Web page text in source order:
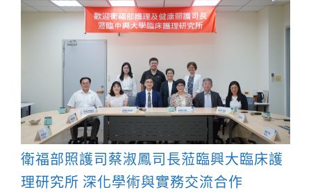
衛福部照護司蔡淑鳳司長蒞臨興大臨床護
理研究所 深化學術與實務交流合作